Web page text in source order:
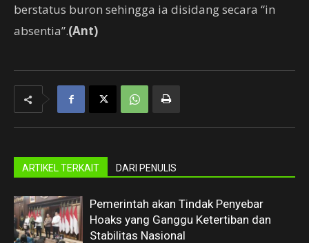
berstatus buron sehingga ia disidang secara “in
absentia”.(Ant)
ARTIKEL TERKAIT DARI PENULIS
Pemerintah akan Tindak Penyebar
Hoaks yang Ganggu Ketertiban dan
Stabilitas Nasional